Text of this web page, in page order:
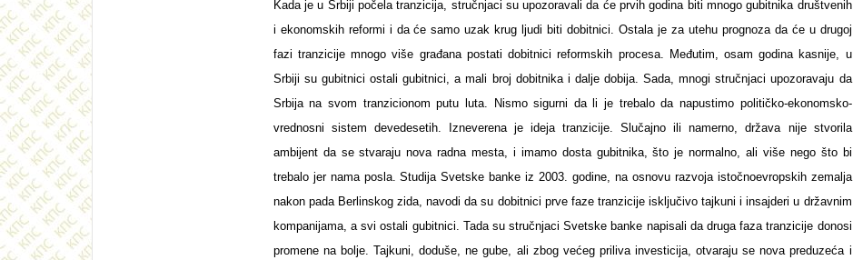
Kada je u Srbiji počela tranzicija, stručnjaci su upozoravali da će prvih godina biti mnogo gubitnika društvenih
i ekonomskih reformi i da će samo uzak krug ljudi biti dobitnici. Ostala je za utehu prognoza da će u drugoj
fazi tranzicije mnogo više građana postati dobitnici reformskih procesa. Međutim, osam godina kasnije, u
Srbiji su gubitnici ostali gubitnici, a mali broj dobitnika i dalje dobija. Sada, mnogi stručnjaci upozoravaju da
Srbija na svom tranzicionom putu luta. Nismo sigurni da li je trebalo da napustimo političko-ekonomsko-
vrednosni sistem devedesetih. Izneverena je ideja tranzicije. Slučajno ili namerno, država nije stvorila
ambijent da se stvaraju nova radna mesta, i imamo dosta gubitnika, što je normalno, ali više nego što bi
trebalo jer nama posla. Studija Svetske banke iz 2003. godine, na osnovu razvoja istočnoevropskih zemalja
nakon pada Berlinskog zida, navodi da su dobitnici prve faze tranzicije isključivo tajkuni i insajderi u državnim
kompanijama, a svi ostali gubitnici. Tada su stručnjaci Svetske banke napisali da druga faza tranzicije donosi
promene na bolje. Tajkuni, doduše, ne gube, ali zbog većeg priliva investicija, otvaraju se nova preduzeća i